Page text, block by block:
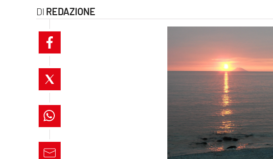
lacitymag.it
cosenzachannel.it
ilvibonese.it
catanzarochannel.it
lacapitalenews.it
REDAZIONE